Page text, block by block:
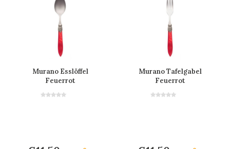
Murano Esslöffel
Feuerrot
Murano Tafelgabel
Feuerrot